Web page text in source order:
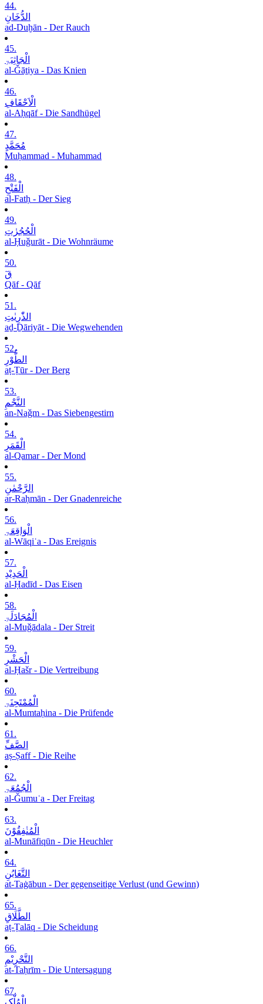
44.
الدُّخَانِ
ad-Duḫān - Der Rauch
45.
الْجَاثِیَۃِ
al-Ǧāṯiya - Das Knien
46.
الْاَحْقَافِ
al-Aḥqāf - Die Sandhügel
47.
مُحَمَّدٍ
Muḥammad - Muhammad
48.
الْفَتْحِ
al-Fatḥ - Der Sieg
49.
الْحُجُرٰتِ
al-Ḥuǧurāt - Die Wohnräume
50.
قٓ
Qāf - Qāf
51.
الذّٰرِیٰتِ
aḏ-Ḏāriyāt - Die Wegwehenden
52.
الطُّوْرِ
aṭ-Ṭūr - Der Berg
53.
النَّجْمِ
an-Naǧm - Das Siebengestirn
54.
الْقَمَرِ
al-Qamar - Der Mond
55.
الرَّحْمٰنِ
ar-Raḥmān - Der Gnadenreiche
56.
الْوَاقِعَۃِ
al-Wāqiʿa - Das Ereignis
57.
الْحَدِیْدِ
al-Ḥadīd - Das Eisen
58.
الْمُجَادَلَۃِ
al-Muǧādala - Der Streit
59.
الْحَشْرِ
al-Ḥašr - Die Vertreibung
60.
الْمُمْتَحِنَۃِ
al-Mumtaḥina - Die Prüfende
61.
الصَّفِّ
aṣ-Ṣaff - Die Reihe
62.
الْجُمُعَۃِ
al-Ǧumuʿa - Der Freitag
63.
الْمُنٰفِقُوْنَ
al-Munāfiqūn - Die Heuchler
64.
التَّغَابُنِ
at-Taġābun - Der gegenseitige Verlust (und Gewinn)
65.
الطَّلَاقِ
aṭ-Ṭalāq - Die Scheidung
66.
التَّحْرِیْمِ
at-Taḥrīm - Die Untersagung
67.